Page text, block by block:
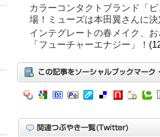
カラーコンタクトブランド「
場！ミューズは本田翼さんに決
インテグレートの春メイク、
「フューチャーエナジー」！